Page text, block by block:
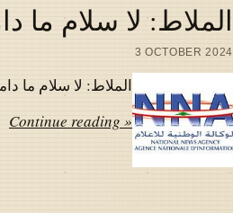
الملاط: لا سلام ما
3 OCTOBER 2024
الملاط: لا سلام ما
Continue reading »